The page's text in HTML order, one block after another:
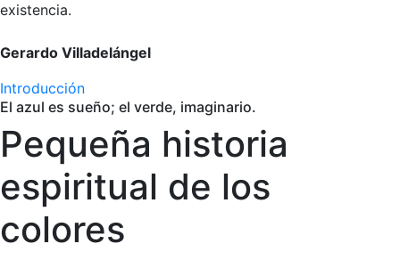
existencia.
Gerardo Villadelángel
Introducción
El azul es sueño; el verde, imaginario.
Pequeña historia
espiritual de los
colores